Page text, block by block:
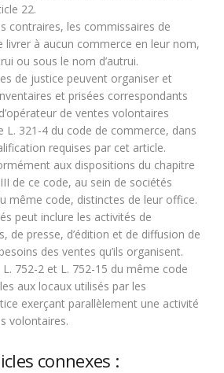
22.
contraires, les commissaires de
livrer à aucun commerce en leur nom,
ou sous le nom d’autrui.
de justice peuvent organiser et
et prisées correspondants
de ventes volontaires
L. 321-4 du code de commerce, dans
requises par cet article.
aux dispositions du chapitre
de ce code, au sein de sociétés
même code, distinctes de leur office.
peut inclure les activités de
de presse, d’édition et de diffusion de
des ventes qu’ils organisent.
752-2 et L. 752-15 du même code
aux locaux utilisés par les
exerçant parallèlement une activité
volontaires.
connexes :